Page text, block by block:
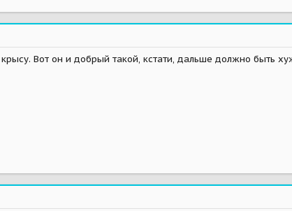
крысу. Вот он и добрый такой, кстати, дальше должно быть